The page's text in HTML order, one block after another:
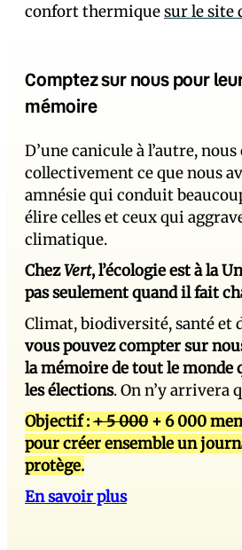
confort thermiquesur le site
Comptez sur nous pour
mémoire
D’une canicule à l’autre,
collectivement ce que nous
amnésie qui conduit
élire celles et ceux qui
climatique.
ChezVert, l’écologie est à la
pas seulement quand il fait
Climat, biodiversité, santé et
vous pouvez compter sur
la mémoire de tout le monde
les élections. On n’y arrivera
Objectif :+ 5 000 + 6 000
pour créer ensemble un
protège.
En savoir plus